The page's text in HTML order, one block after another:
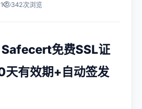
342次浏览
Safecert免费SSL证
天有效期+自动签发